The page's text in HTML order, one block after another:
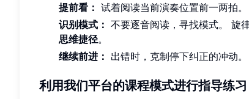
提前看： 试着阅读当前演奏位置前一两拍
识别模式： 不要逐音阅读，寻找模式。 旋
思维捷径。
继续前进： 出错时，克制停下纠正的冲动
利用我们平台的课程模式进行指导练习